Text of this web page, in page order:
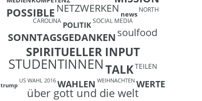
POSSIBLE NETZWERKEN news
NORTH
CAROLINA POLITIK SOCIAL MEDIA
SONNTAGSGEDANKENsoulfood
SPIRITUELLER INPUT
STUDENTINNENTALKTEILEN
trump
US WAHL 2016 WAHLEN WEIHNACHTEN WERTE
über gott und die welt